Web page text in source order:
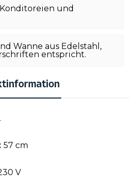
und
Wanne aus Edelstahl,
entspricht.
57 cm
V